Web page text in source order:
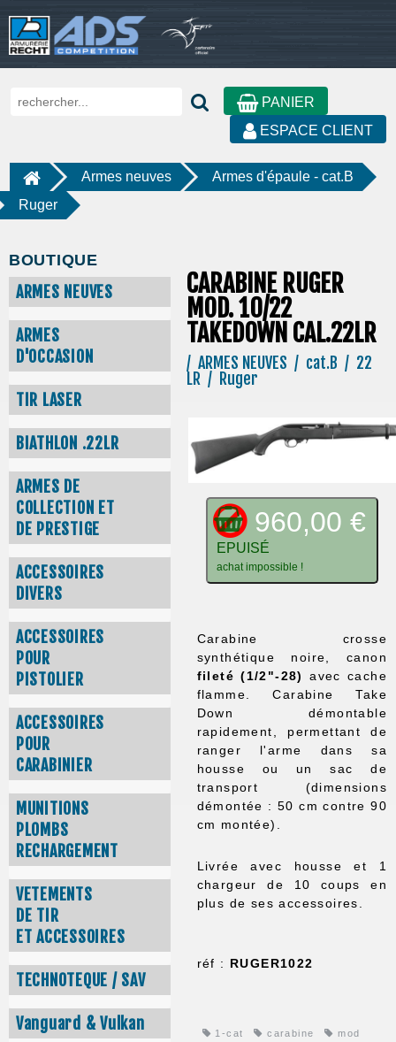
PANIER
ESPACE CLIENT
Armes neuves
Armes d'épaule - cat.B
Ruger
BOUTIQUE
ARMES NEUVES
ARMES
D'OCCASION
TIR LASER
BIATHLON .22LR
ARMES DE
COLLECTION ET
DE PRESTIGE
ACCESSOIRES
DIVERS
ACCESSOIRES
POUR
PISTOLIER
ACCESSOIRES
POUR
CARABINIER
MUNITIONS
PLOMBS
RECHARGEMENT
VETEMENTS
DE TIR
ET ACCESSOIRES
TECHNOTEQUE / SAV
Vanguard & Vulkan
CARABINE RUGER
MOD. 10/22
TAKEDOWN CAL.22LR
/ ARMES NEUVES / cat.B / 22
LR / Ruger
960,00 €
EPUISÉ
achat impossible !
Carabine crosse
synthétique noire, canon
fileté (1/2"-28)
avec cache
flamme. Carabine Take
Down démontable
rapidement, permettant de
ranger l'arme dans sa
housse ou un sac de
transport (dimensions
démontée : 50 cm contre 90
cm montée).
Livrée avec housse et 1
chargeur de 10 coups en
plus de ses accessoires.
réf : RUGER1022
1-cat carabine mod